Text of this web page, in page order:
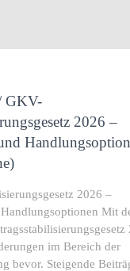
GKV-
2026 –
2026 –
Mit
im Bereich der
bevor. Steigende